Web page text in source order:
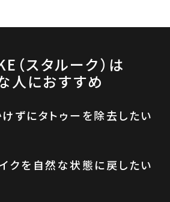
（スタルーク）は
人におすすめ
ずにタトゥーを除去したい
クを自然な状態に戻したい